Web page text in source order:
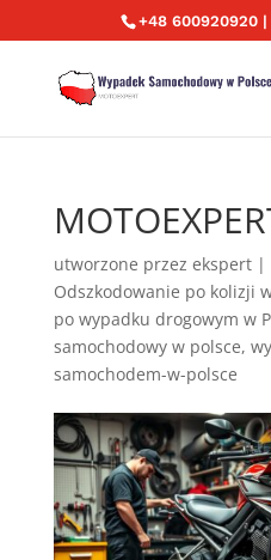
+48 600920920 |
utworzone przez ekspert|
Odszkodowanie po kolizji
po wypadku drogowym w
samochodowy w polsce,
samochodem-w-polsce